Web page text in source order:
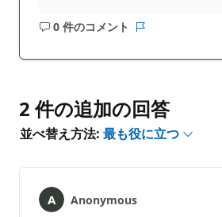
0 件のコメント
コ
は
あ
り
せ
2 件の追加の回答
並べ替え方法: 最も役に立つ
Anonymous